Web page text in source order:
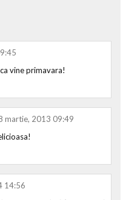
vine primavara!
martie, 2013 09:49
14:56